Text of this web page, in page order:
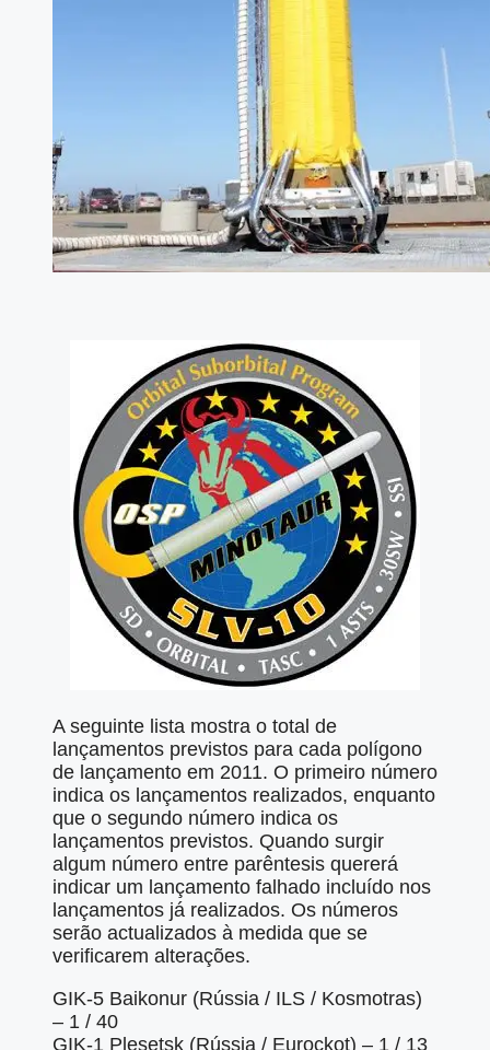
A seguinte lista mostra o total de
lançamentos previstos para cada polígono
de lançamento em 2011. O primeiro número
indica os lançamentos realizados, enquanto
que o segundo número indica os
lançamentos previstos. Quando surgir
algum número entre parêntesis quererá
indicar um lançamento falhado incluído nos
lançamentos já realizados. Os números
serão actualizados à medida que se
verificarem alterações.
GIK-5 Baikonur (Rússia / ILS / Kosmotras)
– 1 / 40
GIK-1 Plesetsk (Rússia / Eurockot) – 1 / 13